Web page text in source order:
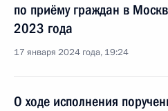
по приёму граждан в
2023 года
17 января 2024 года, 19:24
О ходе исполнения